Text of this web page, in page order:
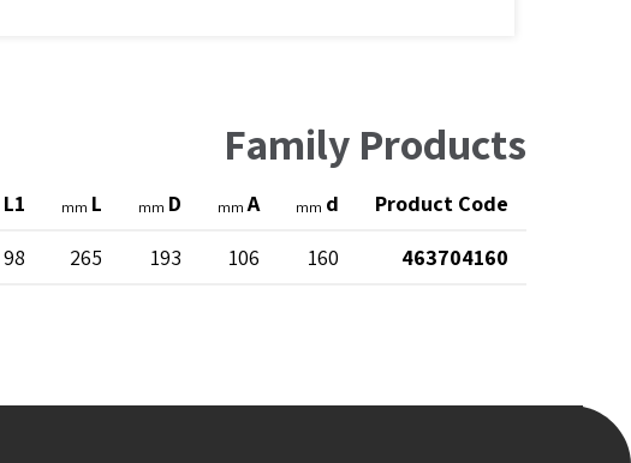
Family Products
Product Code
d
mm
A
mm
D
mm
L
mm
L1
463704160
160
106
193
265
98